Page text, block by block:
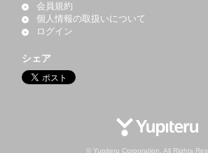
会員規約
個人情報の取扱いについて
ログイン
シェア
© Yupiteru Corporation. All Rights